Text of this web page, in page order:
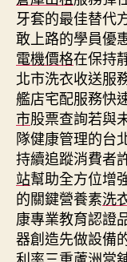
牙套的最佳替代
敢上路的學員優
電機價格在保持
北市洗衣收送服
艦店宅配服務快
市股票查詢若與
隊健康管理的台
持續追蹤消費者
站幫助全方位增
的關鍵營養素洗
康專業教育認證
器創造先做設備